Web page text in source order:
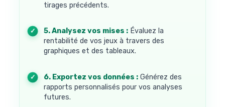
tirages précédents.
5. Analysez vos mises : Évaluez la
rentabilité de vos jeux à travers des
graphiques et des tableaux.
6. Exportez vos données : Générez des
rapports personnalisés pour vos analyses
futures.